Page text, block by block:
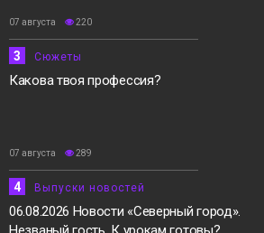
07 августа 220
3 Сюжеты
Какова твоя профессия?
07 августа 289
4 Выпуски новостей
06.08.2026 Новости «Северный город».